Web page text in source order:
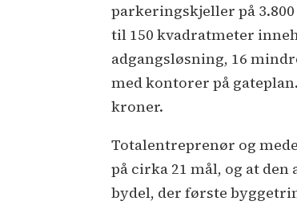
parkeringskjeller på
til 150 kvadratmeter
adgangsløsning, 16
med kontorer på
kroner.
Totalentreprenør og
på cirka 21 mål, og at
bydel, der første